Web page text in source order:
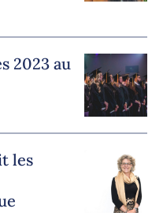
2023 au
les